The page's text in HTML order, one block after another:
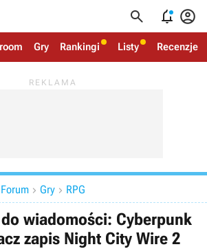
  
Gry Rankingi Listy Recenzje
Forum  Gry  RPG
wiadomości: Cyberpunk
zapis Night City Wire 2